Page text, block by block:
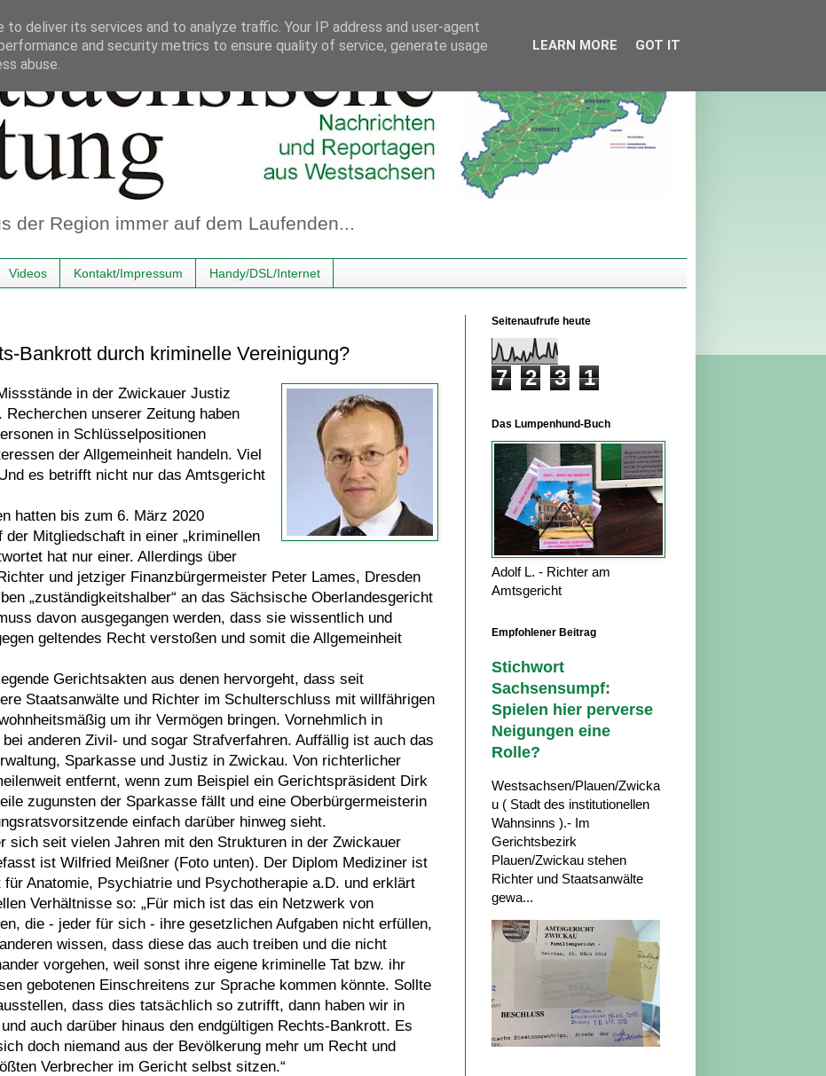
der Region immer auf dem Laufenden...
Videos Kontakt/Impressum Handy/DSL/Internet
Bankrott durch kriminelle Vereinigung?
in der Zwickauer Justiz
unserer Zeitung haben
in Schlüsselpositionen
der Allgemeinheit handeln. Viel
es betrifft nicht nur das Amtsgericht
hatten bis zum 6. März 2020
Mitgliedschaft in einer „kriminellen
hat nur einer. Allerdings über
und jetziger Finanzbürgermeister Peter Lames, Dresden
„zuständigkeitshalber“ an das Sächsische Oberlandesgericht
davon ausgegangen werden, dass sie wissentlich und
geltendes Recht verstoßen und somit die Allgemeinheit
Gerichtsakten aus denen hervorgeht, dass seit
Staatsanwälte und Richter im Schulterschluss mit willfährigen
um ihr Vermögen bringen. Vornehmlich in
anderen Zivil- und sogar Strafverfahren. Auffällig ist auch das
Sparkasse und Justiz in Zwickau. Von richterlicher
entfernt, wenn zum Beispiel ein Gerichtspräsident Dirk
zugunsten der Sparkasse fällt und eine Oberbürgermeisterin
einfach darüber hinweg sieht.
sich seit vielen Jahren mit den Strukturen in der Zwickauer
ist Wilfried Meißner (Foto unten). Der Diplom Mediziner ist
für Anatomie, Psychiatrie und Psychotherapie a.D. und erklärt
Verhältnisse so: „Für mich ist das ein Netzwerk von
die - jeder für sich - ihre gesetzlichen Aufgaben nicht erfüllen,
wissen, dass diese das auch treiben und die nicht
vorgehen, weil sonst ihre eigene kriminelle Tat bzw. ihr
gebotenen Einschreitens zur Sprache kommen könnte. Sollte
dass dies tatsächlich so zutrifft, dann haben wir in
auch darüber hinaus den endgültigen Rechts-Bankrott. Es
doch niemand aus der Bevölkerung mehr um Recht und
Verbrecher im Gericht selbst sitzen.“
Seitenaufrufe heute
7 2 3 1
Das Lumpenhund-Buch
Adolf L. - Richter am
Amtsgericht
Empfohlener Beitrag
Stichwort
Sachsensumpf:
Spielen hier perverse
Neigungen eine
Rolle?
Westsachsen/Plauen/Zwicka
u ( Stadt des institutionellen
Wahnsinns ).- Im
Gerichtsbezirk
Plauen/Zwickau stehen
Richter und Staatsanwälte
gewa...
deliver its services and to analyze traffic. Your IP address and user-agent
and security metrics to ensure quality of service, generate usage
abuse.
LEARN MORE GOT IT